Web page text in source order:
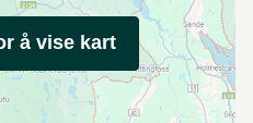
å vise kart